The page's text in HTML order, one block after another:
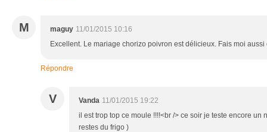
M maguy 11/01/2015 10:16
Excellent. Le mariage chorizo poivron est délicieux. Fais moi
Répondre
V Vanda 11/01/2015 19:22
il est trop top ce moule !!!!<br /> ce soir je teste encore un
restes du frigo )